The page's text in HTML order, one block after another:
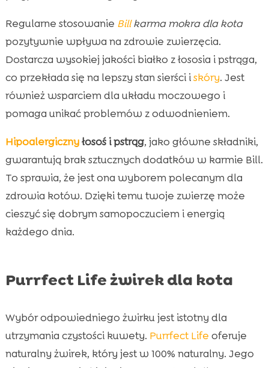
Regularne stosowanie Billkarma mokra dla kota
pozytywnie wpływa na zdrowie zwierzęcia.
Dostarcza wysokiej jakości białko z łososia i pstrąga,
co przekłada się na lepszy stan sierści iskóry. Jest
również wsparciem dla układu moczowego i
pomaga unikać problemów z odwodnieniem.
Hipoalergicznyłosoś i pstrąg, jako główne składniki,
gwarantują brak sztucznych dodatków w karmie Bill.
To sprawia, że jest ona wyborem polecanym dla
zdrowia kotów. Dzięki temu twoje zwierzę może
cieszyć się dobrym samopoczuciem i energią
każdego dnia.
Purrfect Life żwirek dla kota
Wybór odpowiedniego żwirku jest istotny dla
utrzymania czystości kuwety. Purrfect Life oferuje
naturalny żwirek, który jest w 100% naturalny. Jego